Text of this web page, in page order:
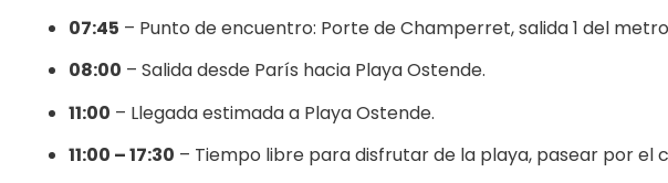
07:45 – Punto de encuentro: Porte de Champerret, salida 1 del
08:00 – Salida desde París hacia Playa Ostende.
11:00 – Llegada estimada a Playa Ostende.
11:00 – 17:30 – Tiempo libre para disfrutar de la playa, pasear por el